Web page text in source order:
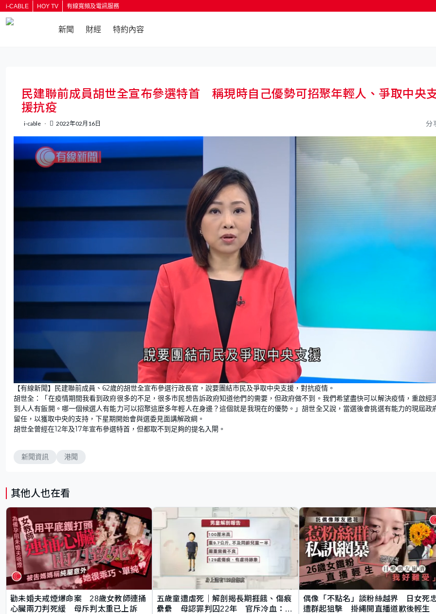
i-CABLE HOY TV 有線寬頻及電訊服務
新聞 財經 特約內容
民建聯前成員胡世全宣布參選特首 稱現時自己優勢可招聚年輕人、爭取中央
援抗疫
i-cable 2022年02月16日 分
U
n
m
u
o
a
e
d
:
8
.
0
7
【有線新聞】民建聯前成員、62歲的胡世全宣布參選行政長官，說要團結市民及爭取中央支援，對抗疫情。
胡世全：「在疫情期間我看到政府很多的不足，很多市民想告訴政府知道他們的需要，但政府做不到。我們希望盡快可以解決疫情，重啟經
到人人有飯開。哪一個候選人有能力可以招聚這麼多年輕人在身邊？這個就是我現在的優勢。」胡世全又說，當選後會挑選有能力的現屆政
留任，以獲取中央的支持，下星期開始會與選委見面講解政綱。
胡世全曾經在12年及17年宣布參選特首，但都取不到足夠的提名入閘。
新聞資訊 港聞
其他人也在看
勸未婚夫戒煙爆命案 28歲女教師連捅
心臟兩刀判死緩 母斥判太重已上訴
五歲童遭虐死｜解剖揭長期捱餓、傷痕
纍纍 母認罪判囚22年 官斥冷血：同
偶像「不點名」談粉絲越界 日女死
遭群起狙擊 掛繩開直播道歉後輕生